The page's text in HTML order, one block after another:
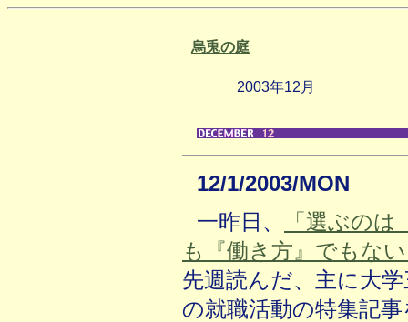
烏兎の庭
2003年12月
12/1/2003/MON
一昨日、
「選ぶの
も『働き方』でもな
先週読んだ、主に大
の就職活動の特集記